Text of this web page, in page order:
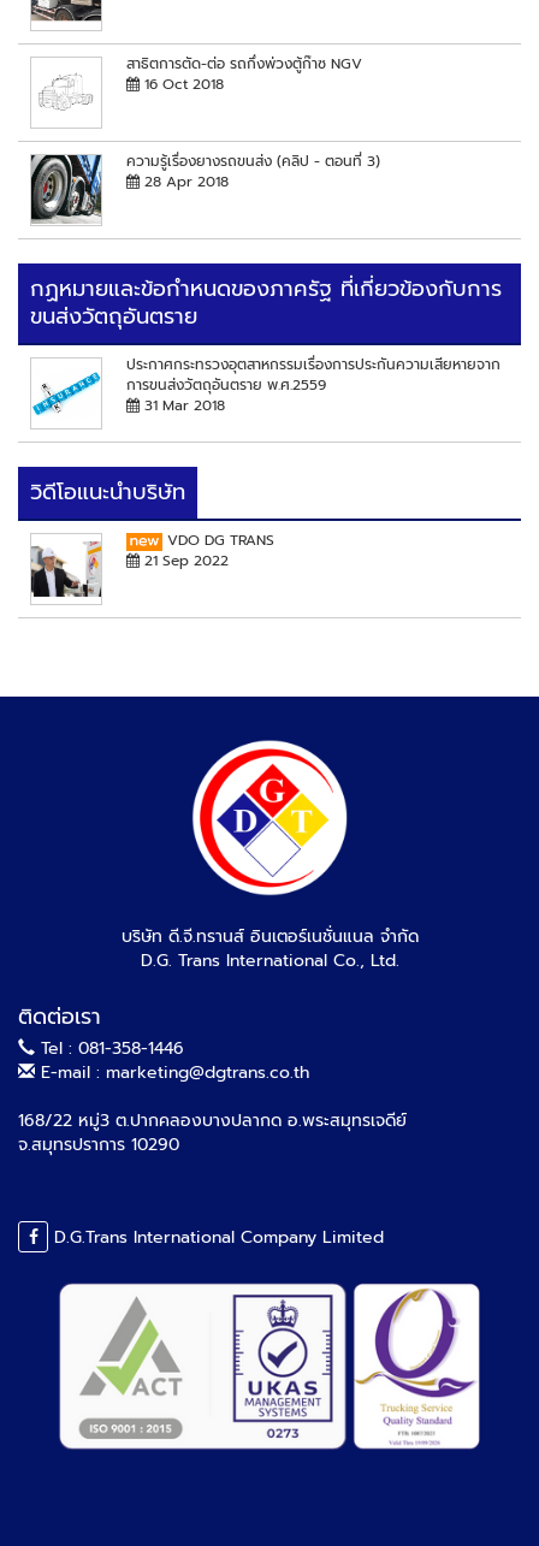
สาธิตการตัด-ต่อ รถกึ่งพ่วงตู้ก๊าซ NGV
16 Oct 2018
ความรู้เรื่องยางรถขนส่ง (คลิป - ตอนที่ 3)
28 Apr 2018
กฏหมายและข้อกำหนดของภาครัฐ ที่เกี่ยวข้องกับการ
ขนส่งวัตถุอันตราย
ประกาศกระทรวงอุตสาหกรรมเรื่องการประกันความเสียหายจาก
การขนส่งวัตถุอันตราย พ.ศ.2559
31 Mar 2018
วิดีโอแนะนำบริษัท
VDO DG TRANS
21 Sep 2022
บริษัท ดี.จี.ทรานส์ อินเตอร์เนชั่นแนล จำกัด
D.G. Trans International Co., Ltd.
ติดต่อเรา
Tel : 081-358-1446
E-mail : marketing@dgtrans.co.th
168/22 หมู่3 ต.ปากคลองบางปลากด อ.พระสมุทรเจดีย์
จ.สมุทรปราการ 10290
D.G.Trans International Company Limited